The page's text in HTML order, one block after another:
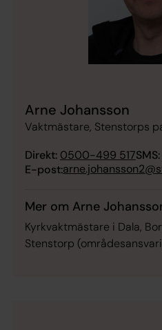
Arne Johansson
Vaktmästare, Stenstorps
Direkt: 0500-499 517SMS:
E-post:
Mer om Arne
Kyrkvaktmästare i Dala,
Stenstorp